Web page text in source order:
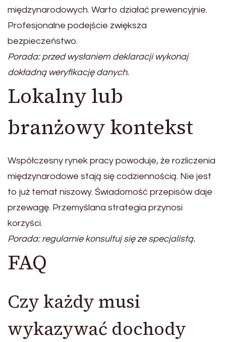
międzynarodowych. Warto działać prewencyjnie.
Profesjonalne podejście zwiększa
bezpieczeństwo.
Porada: przed wysłaniem deklaracji wykonaj
dokładną weryfikację danych.
Lokalny lub
branżowy kontekst
Współczesny rynek pracy powoduje, że rozliczenia
międzynarodowe stają się codziennością. Nie jest
to już temat niszowy. Świadomość przepisów daje
przewagę. Przemyślana strategia przynosi
korzyści.
Porada: regularnie konsultuj się ze specjalistą.
FAQ
Czy każdy musi
wykazywać dochody